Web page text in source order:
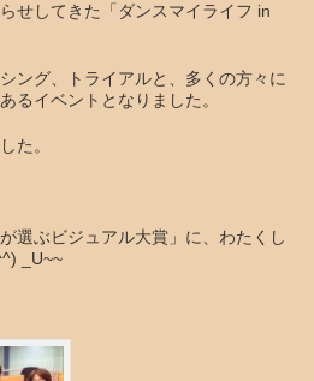
せしてきた「ダンスマイライフ in
ング、トライアルと、多くの方々に
るイベントとなりました。
た。
選ぶビジュアル大賞」に、わたくし
_U~~